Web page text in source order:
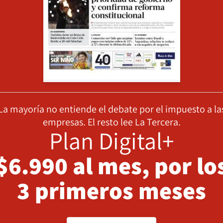
mayoría no entiende el debate por el impuesto a
empresas. El resto lee La Tercera.
Plan Digital+
al mes, por
3 primeros meses